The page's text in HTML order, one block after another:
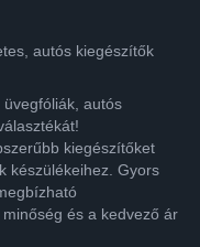
autós kiegészítők
autós
kiegészítőket
készülékeihez. Gyors
és a kedvező ár